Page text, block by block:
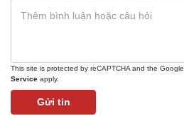
This site is protected by reCAPTCHA and the Google
Service apply.
Gửi tin